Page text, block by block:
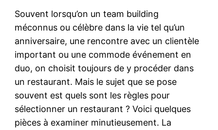
Souvent lorsqu’on un team building
méconnus ou célèbre dans la vie tel qu’un
anniversaire, une rencontre avec un clientèle
important ou une commode événement en
duo, on choisit toujours de y procéder dans
un restaurant. Mais le sujet que se pose
souvent est quels sont les règles pour
sélectionner un restaurant ? Voici quelques
pièces à examiner minutieusement. La